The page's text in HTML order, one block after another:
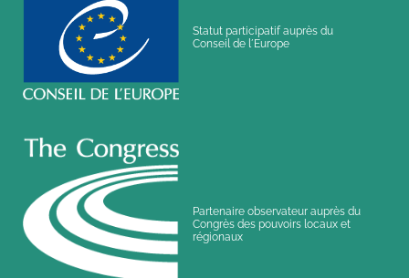
Statut participatif auprès du
Conseil de l´Europe
Partenaire observateur auprès du
Congrès des pouvoirs locaux et
régionaux